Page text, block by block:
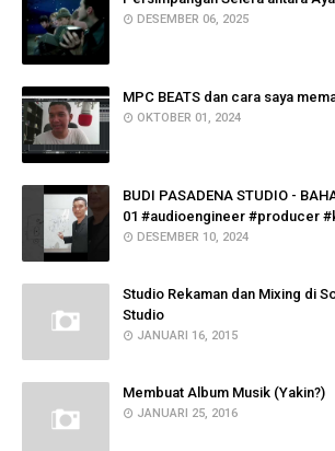
DESEMBER 06, 2025
MPC BEATS dan cara saya
OKTOBER 01, 2024
BUDI PASADENA STUDIO -
01 #audioengineer #producer
DESEMBER 10, 2024
Studio Rekaman dan Mixing di
Studio
JANUARI 16, 2015
Membuat Album Musik (Yakin?)
JANUARI 25, 2016